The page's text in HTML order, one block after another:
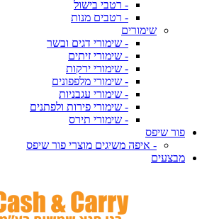
- רטבי בישול
- רטבים מנות
שימורים
- שימורי דגים ובשר
- שימורי זיתים
- שימורי ירקות
- שימורי מלפפונים
- שימורי עגבניות
- שימורי פירות ולפתנים
- שימורי תירס
פור שיפס
- איפה משיגים מוצרי פור שיפס
מבצעים